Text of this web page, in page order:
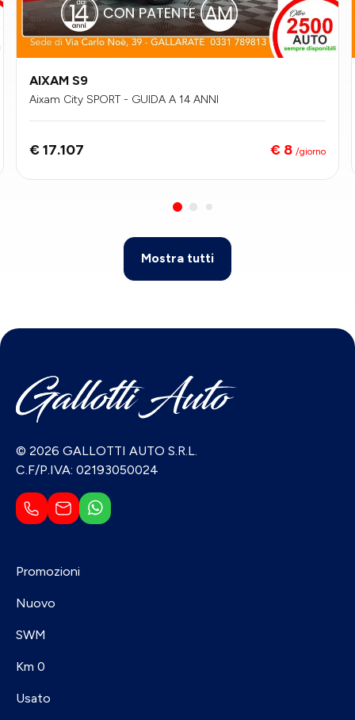
AIXAM S9
Aixam City SPORT - GUIDA A 14 ANNI
€ 17.107 € 8 /giorno
Mostra tutti
© 2026 GALLOTTI AUTO S.R.L.
C.F/P.IVA: 02193050024
Promozioni
Nuovo
SWM
Km 0
Usato